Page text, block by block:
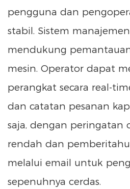
pengguna dan
stabil. Sistem
mendukung
mesin. Operator dapat
perangkat secara real-
dan catatan pesanan
saja, dengan peringatan
rendah dan
melalui email untuk
sepenuhnya cerdas.